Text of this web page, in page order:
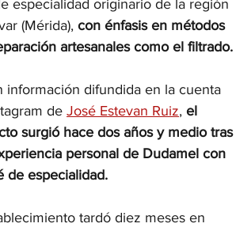
especialidad originario de la región
(Mérida), con énfasis en métodos
artesanales como el filtrado.
información difundida en la cuenta
de José Estevan Ruiz, el
surgió hace dos años y medio tras
personal de Dudamel con
de especialidad.
tardó diez meses en